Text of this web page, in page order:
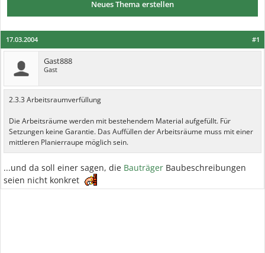
Neues Thema erstellen
#1
17.03.2004
Gast888
Gast
2.3.3 Arbeitsraumverfüllung
Die Arbeitsräume werden mit bestehendem Material aufgefüllt. Für
Setzungen keine Garantie. Das Auffüllen der Arbeitsräume muss mit einer
mittleren Planierraupe möglich sein.
...und da soll einer sagen, die Bauträger Baubeschreibungen
seien nicht konkret